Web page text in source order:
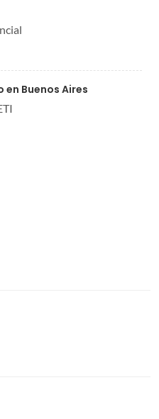
en Buenos Aires